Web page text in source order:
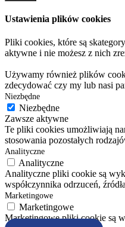
Ustawienia plików cookies
Pliki cookies, które są
aktywne i nie możesz z nich
Używamy również plików
zdecydować czy my lub nasi
Niezbędne
Niezbędne
Zawsze aktywne
Te pliki cookies umożliwiają
stosowania pozostałych
Analityczne
Analityczne
Analityczne pliki cookie są
współczynnika odrzuceń,
Marketingowe
Marketingowe
Marketingowe pliki cookie są